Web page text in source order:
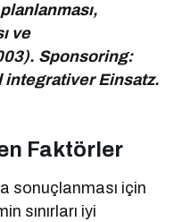
ve
Sponsoring:
integrativer Einsatz.
Faktörler
sonuçlanması için
sınırları iyi